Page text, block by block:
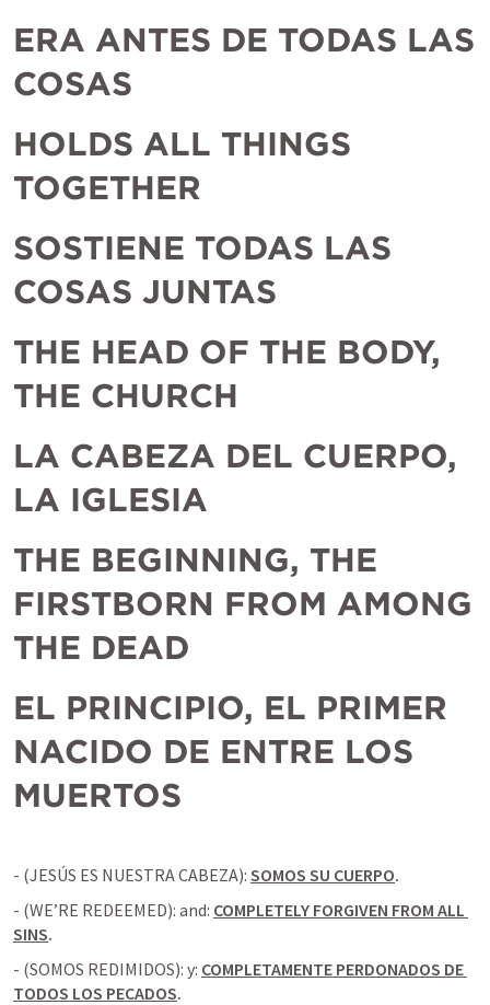
ERA ANTES DE TODAS LAS
COSAS
HOLDS ALL THINGS
TOGETHER
SOSTIENE TODAS LAS
COSAS JUNTAS
THE HEAD OF THE BODY,
THE CHURCH
LA CABEZA DEL CUERPO,
LA IGLESIA
THE BEGINNING, THE
FIRSTBORN FROM AMONG
THE DEAD
EL PRINCIPIO, EL PRIMER
NACIDO DE ENTRE LOS
MUERTOS
- (JESÚS ES NUESTRA CABEZA): SOMOS SU CUERPO.
- (WE’RE REDEEMED): and: COMPLETELY FORGIVEN FROM ALL
SINS.
- (SOMOS REDIMIDOS): y: COMPLETAMENTE PERDONADOS DE
TODOS LOS PECADOS.